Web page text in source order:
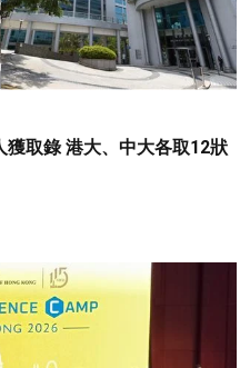
獲取錄 港大、中大各取12狀